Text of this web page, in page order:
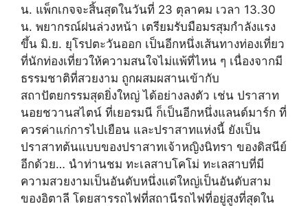
น. แพ็กเกจจะสิ้นสุดในวันที่ 23 ตุลาคม เวลา 13.30
น. พยากรณ์ฝนล่วงหน้า เตรียมรับมือมรสุมกำลังแรง
ขึ้น มิ.ย. ยุโรปตะวันออก เป็นอีกหนึ่งเส้นทางท่องเที่ยว
ที่นักท่องเที่ยวให้ความสนใจไม่แพ้ที่ไหน ๆ เนื่องจากมี
ธรรมชาติที่สวยงาม ถูกผสมผสานเข้ากับ
สถาปัตยกรรมสุดยิ่งใหญ่ ได้อย่างลงตัว เช่น ปราสาท
นอยชวานสไตน์ ที่เยอรมนี ก็เป็นอีกหนึ่งแลนด์มาร์ก ที่
ควรค่าแก่การไปเยือน และปราสาทแห่งนี้ ยังเป็น
ปราสาทต้นแบบของปราสาทเจ้าหญิงนิทรา ของดิสนีย์
อีกด้วย… นำท่านชม ทะเลสาบโคโม่ ทะเลสาบที่มี
ความสวยงามเป็นอันดับหนึ่งแต่ใหญ่เป็นอันดับสาม
ของอิตาลี โดยสารรถไฟที่สถานีรถไฟที่อยู่สูงที่สุดใน